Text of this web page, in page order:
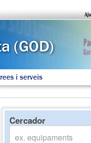
i serveis
Cercador